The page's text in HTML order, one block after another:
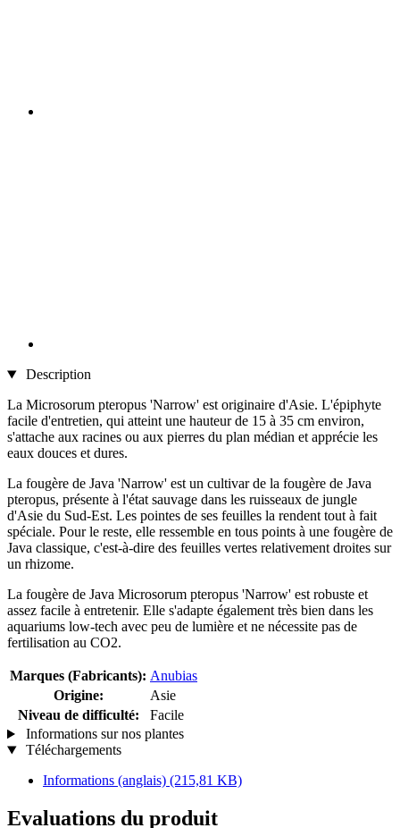
Description
La Microsorum pteropus 'Narrow' est originaire d'Asie. L'épiphyte
facile d'entretien, qui atteint une hauteur de 15 à 35 cm environ,
s'attache aux racines ou aux pierres du plan médian et apprécie les
eaux douces et dures.
La fougère de Java 'Narrow' est un cultivar de la fougère de Java
pteropus, présente à l'état sauvage dans les ruisseaux de jungle
d'Asie du Sud-Est. Les pointes de ses feuilles la rendent tout à fait
spéciale. Pour le reste, elle ressemble en tous points à une fougère de
Java classique, c'est-à-dire des feuilles vertes relativement droites sur
un rhizome.
La fougère de Java Microsorum pteropus 'Narrow' est robuste et
assez facile à entretenir. Elle s'adapte également très bien dans les
aquariums low-tech avec peu de lumière et ne nécessite pas de
fertilisation au CO2.
Marques (Fabricants): Anubias
Origine:
Asie
Niveau de difficulté:
Facile
Informations sur nos plantes
Téléchargements
Informations (anglais) (215,81 KB)
Evaluations du produit